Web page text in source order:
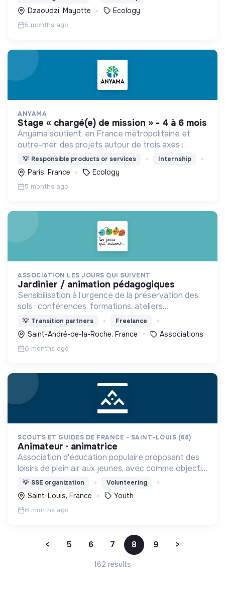
Dzaoudzi, Mayotte Ecology
5 months ago
ANYAMA
stage « chargé(e) de mission » - 4 à 6 mois
Anyama soutient, en France métropolitaine et
outre-mer, des projets autour de trois axes :
protection et revitalisation des forêts,
préservation et régénération de la biodiversité,
soutien aux aidants
💡 Responsible products or services Internship
Paris, France Ecology
5 months ago
ASSOCIATION LES JOURS QUI SUIVENT
jardinier / animation pédagogiques
Sensibilisation à l’urgence de la préservation des
sols : conférences, formations, ateliers
pédagogiques, développement d’espaces
permacoles. Collecte, valorisation et distribution
de déchets verts.
💡 Transition partners Freelance
Saint-André-de-la-Roche, France Associations
6 months ago
SCOUTS ET GUIDES DE FRANCE - SAINT-LOUIS (68)
animateur · animatrice
Association d'éducation populaire proposant des
loisirs de plein air aux jeunes, avec comme objectif
d'en faire des citoyens et citoyennes,
heureux·ses, actifs·ves, utils·es et artisans·es de
paix.
💡 SSE organization Volunteering
Saint-Louis, France Youth
6 months ago
< 5 6 7 8 9 >
162 results